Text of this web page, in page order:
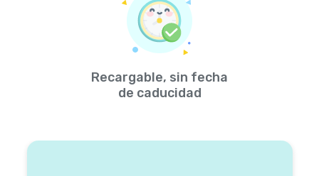
Recargable, sin fecha
de caducidad